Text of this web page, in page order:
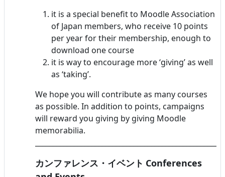
it is a special benefit to Moodle Association
of Japan members, who receive 10 points
per year for their membership, enough to
download one course
it is way to encourage more ‘giving’ as well
as ‘taking’.
We hope you will contribute as many courses
as possible. In addition to points, campaigns
will reward you giving by giving Moodle
memorabilia.
カンファレンス・イベント Conferences